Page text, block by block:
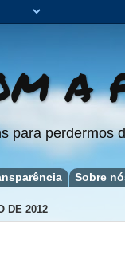
A
para perdermos
Sobre
DE 2012